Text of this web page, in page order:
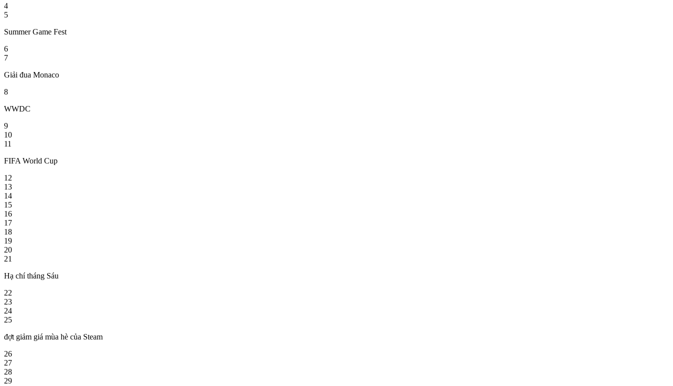
4
5
Summer Game Fest
6
7
Giải đua Monaco
8
WWDC
9
10
11
FIFA World Cup
12
13
14
15
16
17
18
19
20
21
Hạ chí tháng Sáu
22
23
24
25
đợt giảm giá mùa hè của Steam
26
27
28
29